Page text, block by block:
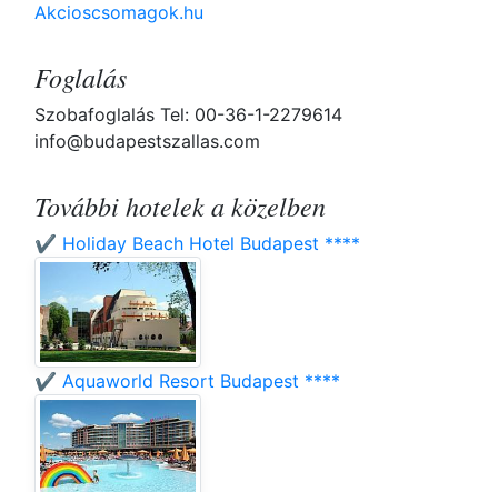
Akcioscsomagok.hu
Foglalás
Szobafoglalás Tel: 00-36-1-2279614
info@budapestszallas.com
További hotelek a közelben
✔️ Holiday Beach Hotel Budapest ****
✔️ Aquaworld Resort Budapest ****